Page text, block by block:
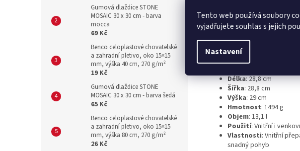
Tento web používá soubory
vyjadřujete souhlas s jejich
Nastavení
Gumová dlaždice STONE
MOSAIC 30 x 30 cm - barva
mocca
69 Kč
Benco celoplastové chovatelské
a zahradní pletivo, oko 15×15
mm, výška 40 cm, 270 g/m²
19 Kč
Gumová dlaždice STONE
MOSAIC 30 x 30 cm - barva šedá
65 Kč
Benco celoplastové chovatelské
a zahradní pletivo, oko 15×15
mm, výška 80 cm, 270 g/m²
26 Kč
Praktická kolečka na spodní
uspořádání nebo sezónních
Specifikace produktu:
Materiál
Délka: 28,8 cm
Šířka: 28,8 cm
Výška: 29 cm
Hmotnost: 1494 g
Objem: 13,1 l
Použití: Vnitřní i
Vlastnosti: Vnitřní
snadný pohyb